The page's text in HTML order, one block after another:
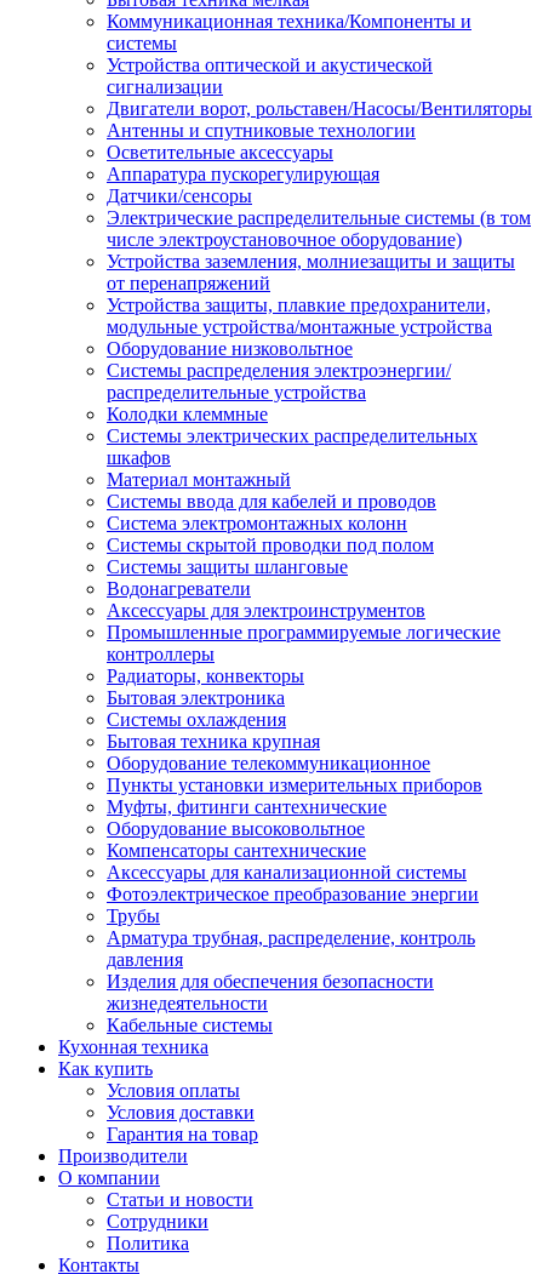
Коммуникационная техника/Компоненты и
системы
Устройства оптической и акустической
сигнализации
Двигатели ворот, рольставен/Насосы/Вентиляторы
Антенны и спутниковые технологии
Осветительные аксессуары
Аппаратура пускорегулирующая
Датчики/сенсоры
Электрические распределительные системы (в том
числе электроустановочное оборудование)
Устройства заземления, молниезащиты и защиты
от перенапряжений
Устройства защиты, плавкие предохранители,
модульные устройства/монтажные устройства
Оборудование низковольтное
Системы распределения электроэнергии/
распределительные устройства
Колодки клеммные
Системы электрических распределительных
шкафов
Материал монтажный
Системы ввода для кабелей и проводов
Система электромонтажных колонн
Системы скрытой проводки под полом
Системы защиты шланговые
Водонагреватели
Аксессуары для электроинструментов
Промышленные программируемые логические
контроллеры
Радиаторы, конвекторы
Бытовая электроника
Системы охлаждения
Бытовая техника крупная
Оборудование телекоммуникационное
Пункты установки измерительных приборов
Муфты, фитинги сантехнические
Оборудование высоковольтное
Компенсаторы сантехнические
Аксессуары для канализационной системы
Фотоэлектрическое преобразование энергии
Трубы
Арматура трубная, распределение, контроль
давления
Изделия для обеспечения безопасности
жизнедеятельности
Кабельные системы
Кухонная техника
Как купить
Условия оплаты
Условия доставки
Гарантия на товар
Производители
О компании
Статьи и новости
Сотрудники
Политика
Контакты